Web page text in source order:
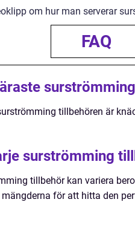
om hur man serverar
FAQ
tillbehören är
surströmming
tillbehör kan variera
för att hitta den